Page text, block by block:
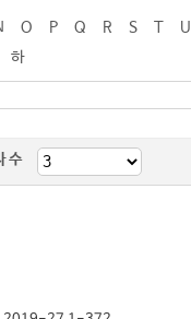
O P Q R S T U
하
수